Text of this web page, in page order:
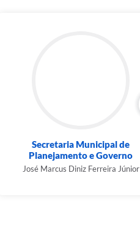
Secretaria Municipal de
Planejamento e Governo
José Marcus Diniz Ferreira Júnior